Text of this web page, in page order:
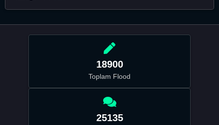
18900
Toplam Flood
25135